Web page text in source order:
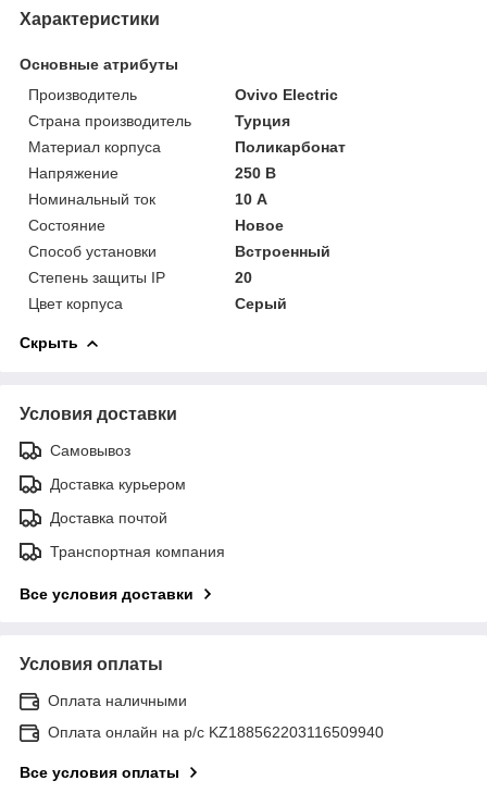
Характеристики
Основные атрибуты
Производитель
Ovivo Electric
Страна производитель
Турция
Материал корпуса
Поликарбонат
Напряжение
250 В
Номинальный ток
10 А
Состояние
Новое
Способ установки
Встроенный
Степень защиты IP
20
Цвет корпуса
Серый
Скрыть
Условия доставки
Самовывоз
Доставка курьером
Доставка почтой
Транспортная компания
Все условия доставки
Условия оплаты
Оплата наличными
Оплата онлайн на р/с KZ188562203116509940
Все условия оплаты